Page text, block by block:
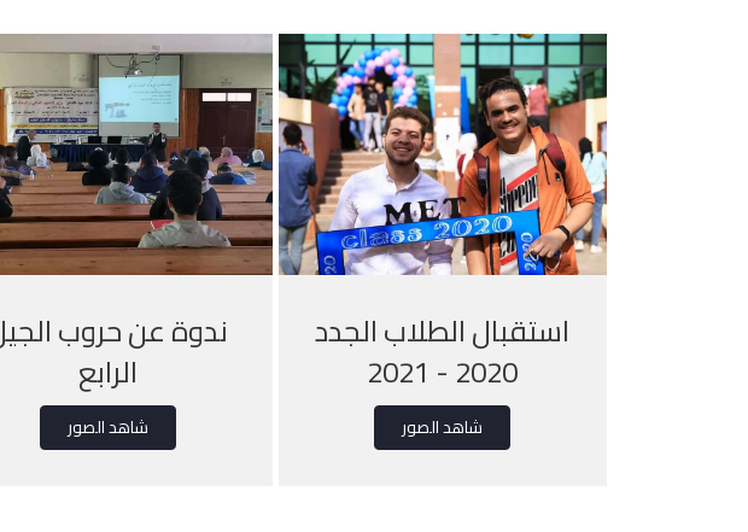
استقبال الطلاب الجدد
2020 - 2021
شاهد الصور
ندوة عن حروب
الرابع
شاهد الصور